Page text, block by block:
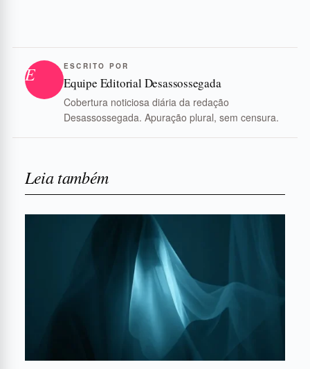
E ESCRITO POR
Equipe Editorial Desassossegada
Cobertura noticiosa diária da redação
Desassossegada. Apuração plural, sem censura.
Leia também